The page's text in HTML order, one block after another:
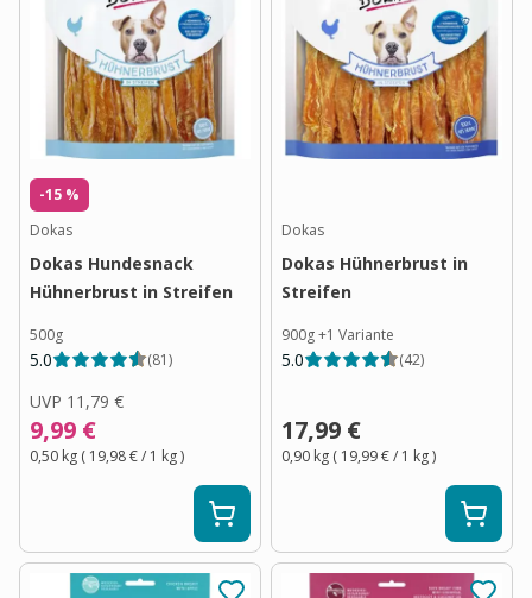
-15 %
Dokas
Dokas Hundesnack
Hühnerbrust in Streifen
500g
5.0 (81)
UVP 11,79 €
9,99 €
0,50 kg ( 19,98 €/ 1 kg)
Dokas
Dokas Hühnerbrust in
Streifen
900g+1 Variante
5.0 (42)
17,99 €
0,90 kg ( 19,99 €/ 1 kg)